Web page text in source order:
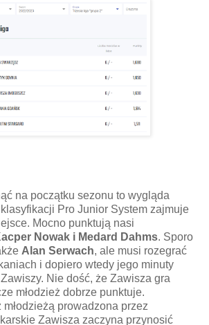
na początku sezonu to wygląda
Pro Junior System zajmuje
Mocno punktują nasi
Nowak i Medard Dahms. Sporo
Alan Serwach, ale musi rozegrać
i dopiero wtedy jego minuty
Nie dość, że Zawisza gra
młodzież dobrze punktuje.
młodzieżą prowadzona przez
Zawisza zaczyna przynosić